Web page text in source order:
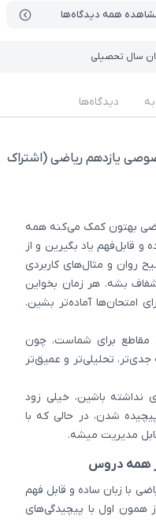
همه دیدگاه‌ها
سال تحصیلی
دیدگاه‌ها
یازدهم ریاضی (اشتراک
بهتون کمک می‌کنه همه
قابل‌فهم یاد بگیرین و از
روان و مثال‌های کاربردی
بشه. هر زمان بخواین
امتحان‌ها آماده‌تر بشین.
مقاطع برای شماست، چون
تحلیلی‌تر و عمیق‌تر
نداشته باشین، خیلی زود
شدن، در حالی که با
مدیریت میشه.
همه دروس
با زبان ساده و قابل فهم
همون اول با پیچیدگی‌های